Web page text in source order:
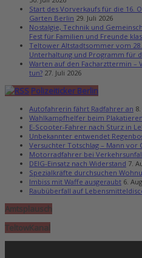
Start des Vorverkaufs für die 16.
Garten Berlin 29. Juli 2026
Nostalgie, Technik und
Fest für Familien und Freunde
Teltower Altstadtsommer vom 28.
Unterhaltung und Programm für
Warten auf den Facharzttermin –
tun? 27. Juli 2026
Polizeiticker Berlin
Autofahrerin fährt Radfahrer an
Wahlkampfhelfer beim
E-Scooter-Fahrer nach Sturz in
Unbekannter entwendet
Versuchter Totschlag – Mann vor
Motorradfahrer bei
DEIG-Einsatz nach Widerstand 7.
Spezialkräfte durchsuchen
Imbiss mit Waffe ausgeraubt 6.
Raubüberfall auf
Amtsplausch
TeltowKanal